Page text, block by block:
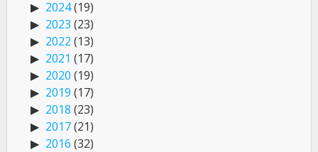
2024(19)
2023 (23)
2022 (13)
2021 (17)
2020 (19)
2019 (17)
2018 (23)
2017(21)
2016 (32)